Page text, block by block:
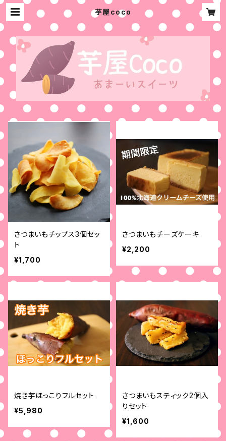
芋屋coco
さつまいもチップス3個セッ
ト
¥1,700
さつまいもチーズケーキ
¥2,200
焼き芋ほっこりフルセット
¥5,980
さつまいもスティック2個入
りセット
¥1,600